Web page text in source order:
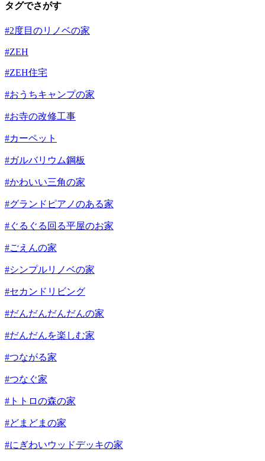
タグでさがす
#2度目のリノベの家
#ZEH
#ZEH住宅
#おうちキャンプの家
#お寺の改修工事
#カーペット
#ガルバリウム鋼板
#かわいい三角の家
#グランドピアノのある家
#ぐるぐる回る平屋のお家
#ごえんの家
#シンプルリノベの家
#セカンドリビング
#だんだんだんだんの家
#だんだんを楽しむ家
#つながる家
#つなぐ家
#トトロの森の家
#どまどまの家
#にぎわいウッドデッキの家